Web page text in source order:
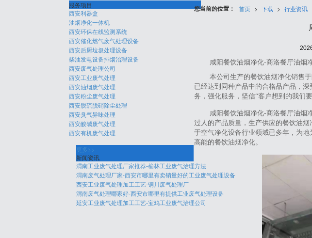
您当前的位置： 首页 > 下载 > 行业资讯
咸阳餐饮油烟净化-商洛餐厅油烟
本公司生产的餐饮油烟净化销售
已经达到同种产品中的合格品产品，
务，强化服务，坚信“客户想到的我们
咸阳餐饮油烟净化-商洛餐厅油烟
过人的产品质量，生产供应的餐饮油
于空气净化设备行业领域已多年，为
高能的餐饮油烟净化。
服务项目
西安利器盒
油烟净化一体机
西安环保在线监测系统
西安催化燃气废气处理设备
西安后厨垃圾处理设备
柴油发电设备排烟治理设备
西安废气处理公司
西安工业废气处理
西安油烟废气处理
西安粉尘废气处理
西安脱硫脱硝除尘处理
西安臭气异味处理
西安酸碱废气处理
西安有机废气处理
更多>>
新闻资讯
渭南工业废气处理厂家推荐-榆林工业废气治理方法
渭南废气处理厂家-西安市哪里有卖销量好的工业废气处理设备
西安工业废气处理加工工艺-铜川废气处理厂
渭南废气处理哪家好-西安市哪里有提供工业废气处理设备
延安工业废气处理加工工艺-宝鸡工业废气治理公司